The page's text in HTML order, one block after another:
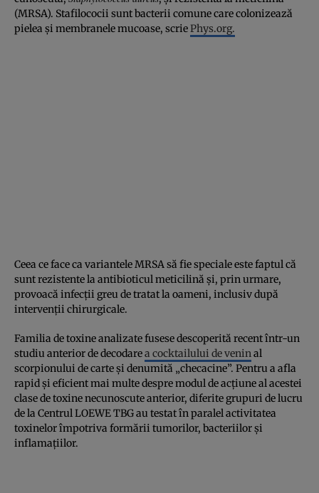
(MRSA). Stafilococii sunt bacterii comune care colonizează
pielea și membranele mucoase, scriePhys.org.
Ceea ce face ca variantele MRSA să fie speciale este faptul că
sunt rezistente la antibioticul meticilină și, prin urmare,
provoacă infecții greu de tratat la oameni, inclusiv după
intervenții chirurgicale.
Familia de toxine analizate fusese descoperită recent într-un
studiu anterior de decodarea cocktailului de veninal
scorpionului de carte și denumită „checacine”. Pentru a afla
rapid și eficient mai multe despre modul de acțiune al acestei
clase de toxine necunoscute anterior, diferite grupuri de lucru
de la Centrul LOEWE TBG au testat în paralel activitatea
toxinelor împotriva formării tumorilor, bacteriilor și
inflamațiilor.